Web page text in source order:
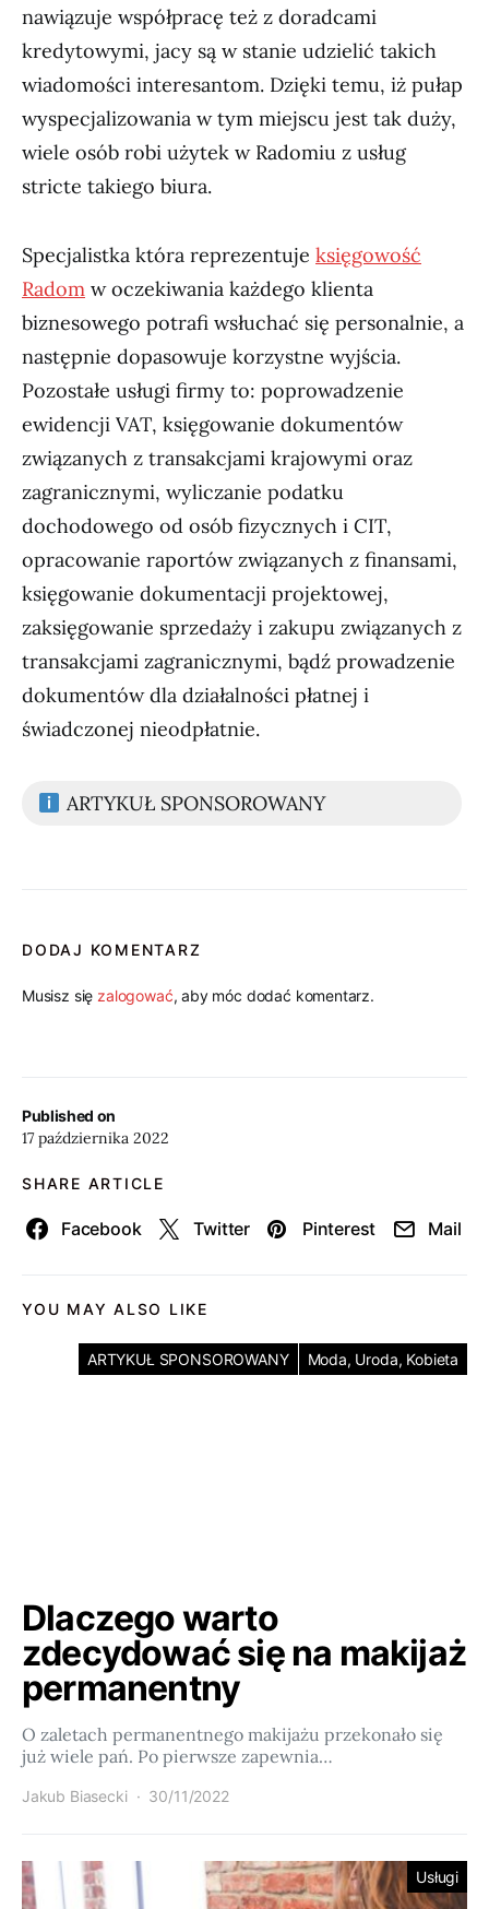
Published on
17 października 2022
SHARE ARTICLE
Facebook Twitter Pinterest Mail
nawiązuje współpracę też z doradcami
kredytowymi, jacy są w stanie udzielić takich
wiadomości interesantom. Dzięki temu, iż pułap
wyspecjalizowania w tym miejscu jest tak duży,
wiele osób robi użytek w Radomiu z usług
stricte takiego biura.
Specjalistka która reprezentuje księgowość
Radom w oczekiwania każdego klienta
biznesowego potrafi wsłuchać się personalnie, a
następnie dopasowuje korzystne wyjścia.
Pozostałe usługi firmy to: poprowadzenie
ewidencji VAT, księgowanie dokumentów
związanych z transakcjami krajowymi oraz
zagranicznymi, wyliczanie podatku
dochodowego od osób fizycznych i CIT,
opracowanie raportów związanych z finansami,
księgowanie dokumentacji projektowej,
zaksięgowanie sprzedaży i zakupu związanych z
transakcjami zagranicznymi, bądź prowadzenie
dokumentów dla działalności płatnej i
świadczonej nieodpłatnie.
ARTYKUŁ SPONSOROWANY
DODAJ KOMENTARZ
Musisz się zalogować, aby móc dodać komentarz.
YOU MAY ALSO LIKE
ARTYKUŁ SPONSOROWANY Moda, Uroda, Kobieta
Dlaczego warto
zdecydować się na makijaż
permanentny
O zaletach permanentnego makijażu przekonało się
już wiele pań. Po pierwsze zapewnia…
Jakub Biasecki 30/11/2022
Usługi